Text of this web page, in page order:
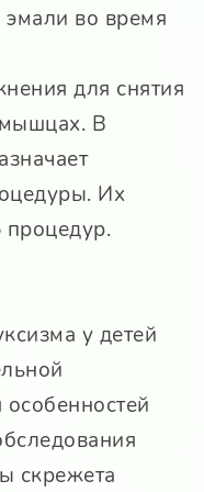
во время
для снятия
В
Их
у детей
скрежета